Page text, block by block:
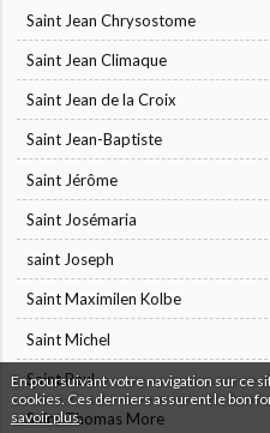
En poursuivant votre navigation sur ce
cookies. Ces derniers assurent le bon
savoir plus.
Saint Jean Chrysostome
Saint Jean Climaque
Saint Jean de la Croix
Saint Jean-Baptiste
Saint Jérôme
Saint Josémaria
saint Joseph
Saint Maximilen Kolbe
Saint Michel
Saint Paul
Saint Thomas More